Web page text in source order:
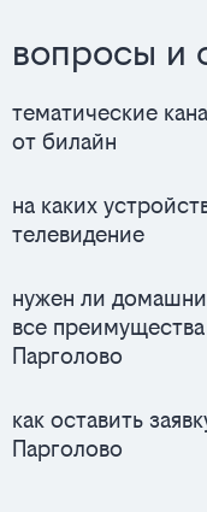
вопросы и
тематические
от билайн
на каких
телевидение
нужен ли
все
Парголово
как оставить
Парголово